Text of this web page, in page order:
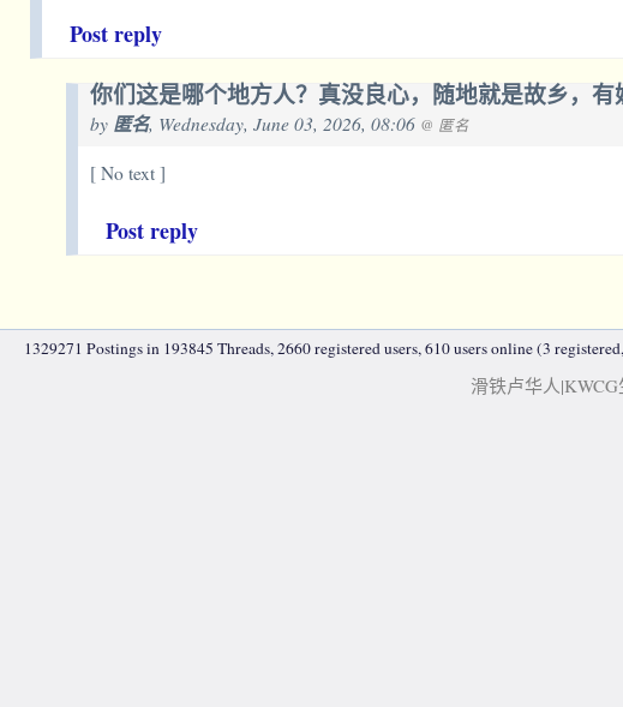
Post reply
你们这是哪个地方人？真没良心，随地就是故乡，有
by 匿名, Wednesday, June 03, 2026, 08:06 @ 匿名
[ No text ]
Post reply
1329271 Postings in 193845 Threads, 2660 registered users, 610 users online (3
滑铁卢华人